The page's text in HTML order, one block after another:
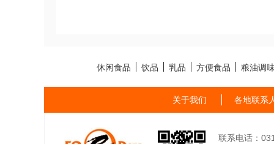
休闲食品 饮品 乳品 方便食品 粮油调
关于我们 各地联系
联系电话：